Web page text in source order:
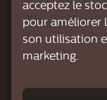
VUE
acceptez le
pour améliorer
son utilisation
marketing.